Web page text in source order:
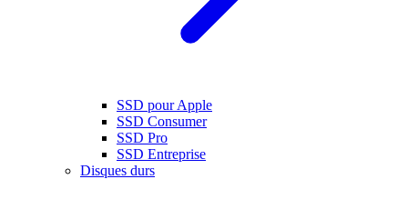
SSD pour Apple
SSD Consumer
SSD Pro
SSD Entreprise
Disques durs